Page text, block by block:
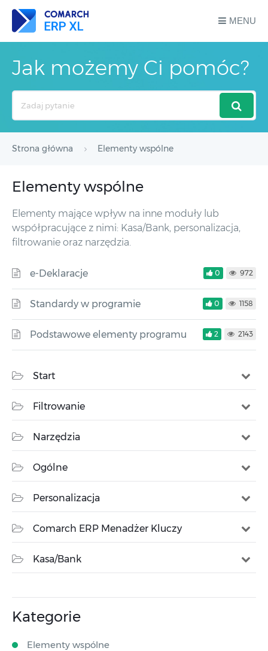
MENU
Jak możemy Ci pomóc?
Strona główna Elementy wspólne
Elementy wspólne
Elementy mające wpływ na inne moduły lub
współpracujące z nimi: Kasa/Bank, personalizacja,
filtrowanie oraz narzędzia.
e-Deklaracje 0 972
Standardy w programie 0 1158
Podstawowe elementy programu 2 2143
Start
Filtrowanie
Narzędzia
Ogólne
Personalizacja
Comarch ERP Menadżer Kluczy
Kasa/Bank
Kategorie
Elementy wspólne